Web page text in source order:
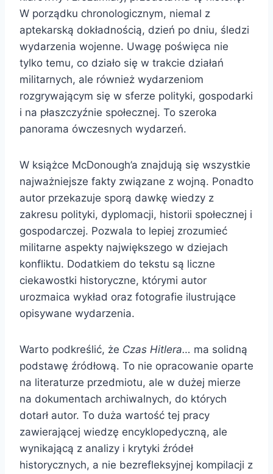
W porządku chronologicznym, niemal z
aptekarską dokładnością, dzień po dniu, śledzi
wydarzenia wojenne. Uwagę poświęca nie
tylko temu, co działo się w trakcie działań
militarnych, ale również wydarzeniom
rozgrywającym się w sferze polityki, gospodarki
i na płaszczyźnie społecznej. To szeroka
panorama ówczesnych wydarzeń.
W książce McDonough’a znajdują się wszystkie
najważniejsze fakty związane z wojną. Ponadto
autor przekazuje sporą dawkę wiedzy z
zakresu polityki, dyplomacji, historii społecznej i
gospodarczej. Pozwala to lepiej zrozumieć
militarne aspekty największego w dziejach
konfliktu. Dodatkiem do tekstu są liczne
ciekawostki historyczne, którymi autor
urozmaica wykład oraz fotografie ilustrujące
opisywane wydarzenia.
Warto podkreślić, że Czas Hitlera… ma solidną
podstawę źródłową. To nie opracowanie oparte
na literaturze przedmiotu, ale w dużej mierze
na dokumentach archiwalnych, do których
dotarł autor. To duża wartość tej pracy
zawierającej wiedzę encyklopedyczną, ale
wynikającą z analizy i krytyki źródeł
historycznych, a nie bezrefleksyjnej kompilacji z